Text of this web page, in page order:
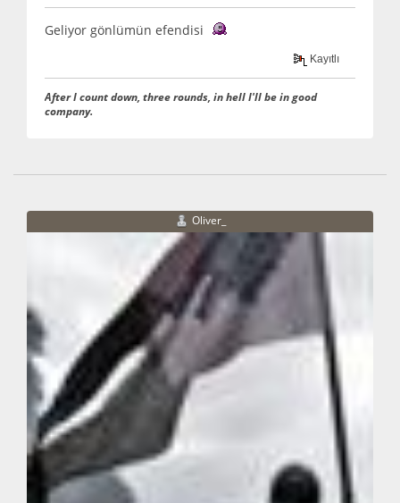
Geliyor gönlümün efendisi
Kayıtlı
After I count down, three rounds, in hell I'll be in good
company.
Oliver_